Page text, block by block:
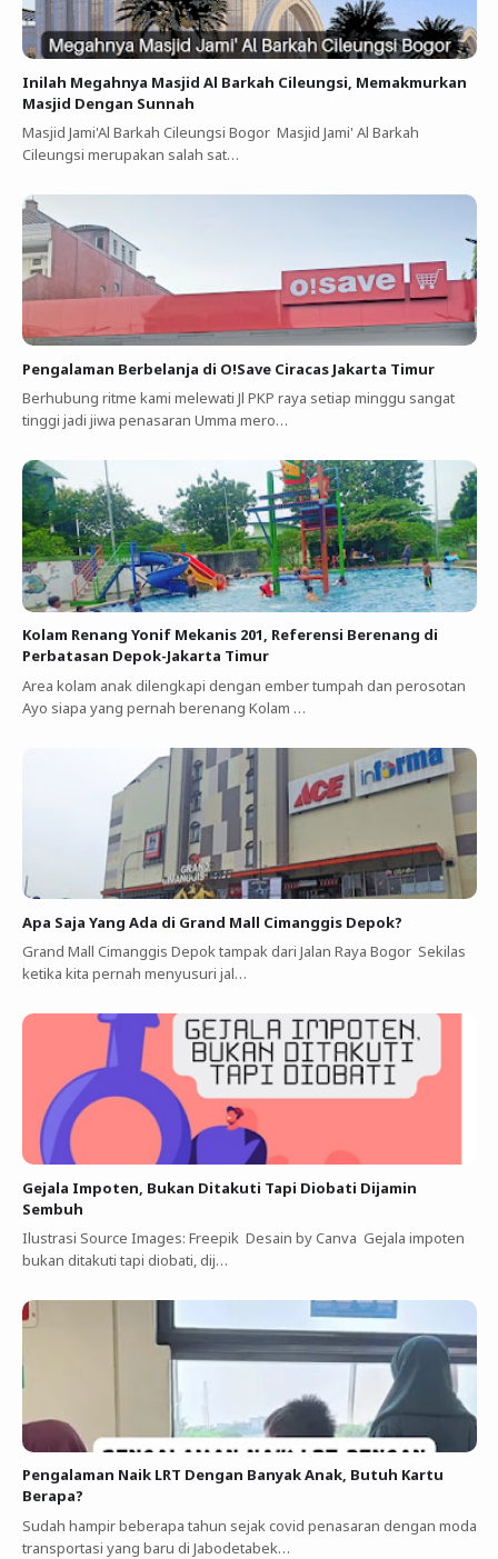
Inilah Megahnya Masjid Al Barkah Cileungsi, Memakmurkan
Masjid Dengan Sunnah
Masjid Jami'Al Barkah Cileungsi Bogor Masjid Jami' Al Barkah
Cileungsi merupakan salah sat…
Pengalaman Berbelanja di O!Save Ciracas Jakarta Timur
Berhubung ritme kami melewati Jl PKP raya setiap minggu sangat
tinggi jadi jiwa penasaran Umma mero…
Kolam Renang Yonif Mekanis 201, Referensi Berenang di
Perbatasan Depok-Jakarta Timur
Area kolam anak dilengkapi dengan ember tumpah dan perosotan
Ayo siapa yang pernah berenang Kolam …
Apa Saja Yang Ada di Grand Mall Cimanggis Depok?
Grand Mall Cimanggis Depok tampak dari Jalan Raya Bogor Sekilas
ketika kita pernah menyusuri jal…
Gejala Impoten, Bukan Ditakuti Tapi Diobati Dijamin
Sembuh
Ilustrasi Source Images: Freepik Desain by Canva Gejala impoten
bukan ditakuti tapi diobati, dij…
Pengalaman Naik LRT Dengan Banyak Anak, Butuh Kartu
Berapa?
Sudah hampir beberapa tahun sejak covid penasaran dengan moda
transportasi yang baru di Jabodetabek…